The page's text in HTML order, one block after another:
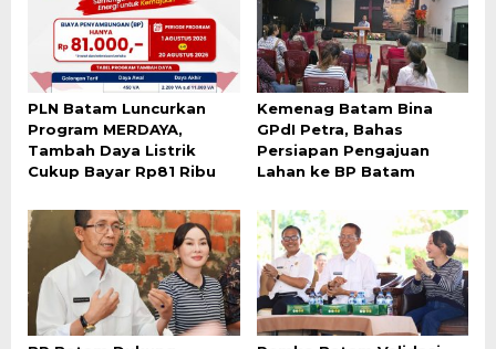
PLN Batam Luncurkan
Program MERDAYA,
Tambah Daya Listrik
Cukup Bayar Rp81 Ribu
Kemenag Batam Bina
GPdI Petra, Bahas
Persiapan Pengajuan
Lahan ke BP Batam